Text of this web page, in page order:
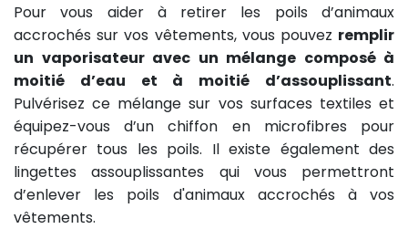
Pour vous aider à retirer les poils d’animaux
accrochés sur vos vêtements, vous pouvez remplir
un vaporisateur avec un mélange composé à
moitié d’eau et à moitié d’assouplissant.
Pulvérisez ce mélange sur vos surfaces textiles et
équipez-vous d’un chiffon en microfibres pour
récupérer tous les poils. Il existe également des
lingettes assouplissantes qui vous permettront
d’enlever les poils d'animaux accrochés à vos
vêtements.